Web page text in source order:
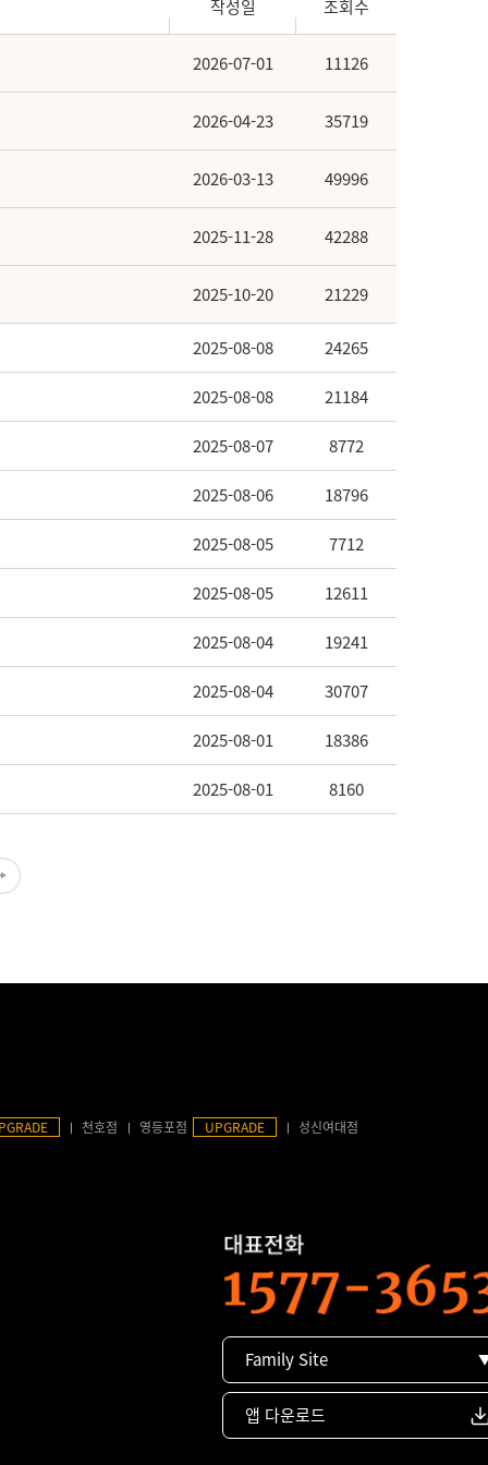
작성일 조회수
2026-07-01 11126
2026-04-23 35719
2026-03-13 49996
2025-11-28 42288
2025-10-20 21229
2025-08-08 24265
2025-08-08 21184
2025-08-07 8772
2025-08-06 18796
2025-08-05 7712
2025-08-05 12611
2025-08-04 19241
2025-08-04 30707
2025-08-01 18386
2025-08-01 8160
천호점 영등포점 UPGRADE 성신여대점
Family Site
앱 다운로드